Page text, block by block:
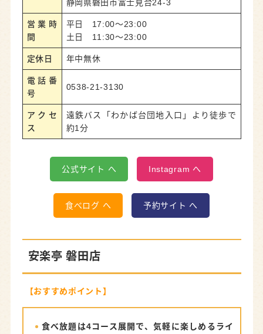
静岡県磐田市富士見台24-3
営業時
間
平日 17:00〜23:00
土日 11:30〜23:00
定休日 年中無休
電話番
号
0538-21-3130
アクセ
ス
遠鉄バス「わかば台団地入口」より徒歩で
約1分
公式サイト へ Instagram へ
食べログ へ 予約サイト へ
安楽亭 磐田店
【おすすめポイント】
食べ放題は4コース展開で、気軽に楽しめるライ